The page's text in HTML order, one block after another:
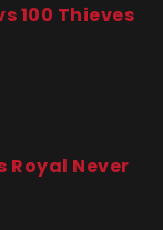
100 Thieves
Royal Never